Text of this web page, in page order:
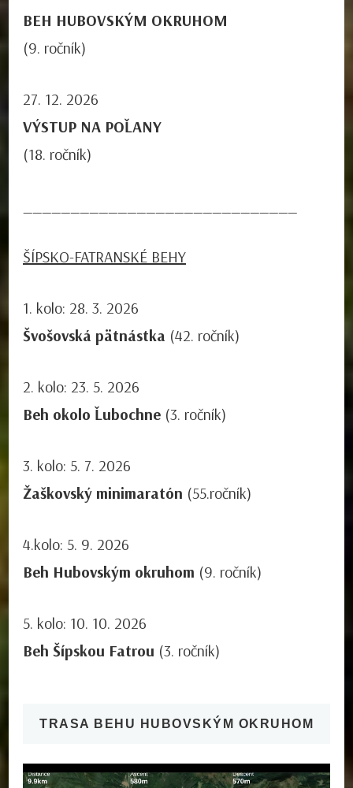
BEH HUBOVSKÝM OKRUHOM
(9. ročník)
27. 12. 2026
VÝSTUP NA POĽANY
(18. ročník)
ŠÍPSKO-FATRANSKÉ BEHY
1. kolo: 28. 3. 2026
Švošovská pätnástka (42. ročník)
2. kolo: 23. 5. 2026
Beh okolo Ľubochne (3. ročník)
3. kolo: 5. 7. 2026
Žaškovský minimaratón (55.ročník)
4.kolo: 5. 9. 2026
Beh Hubovským okruhom (9. ročník)
5. kolo: 10. 10. 2026
Beh Šípskou Fatrou (3. ročník)
TRASA BEHU HUBOVSKÝM OKRUHOM
Video